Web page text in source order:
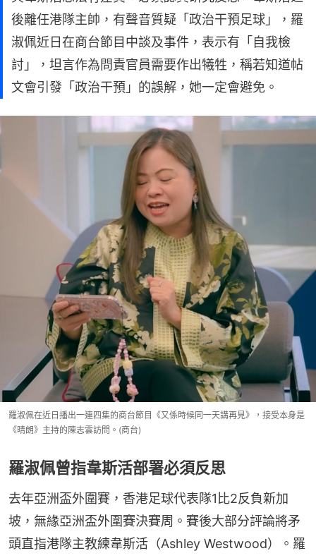
後離任港隊主帥，有聲音質疑「政治干預足球」，羅
淑佩近日在商台節目中談及事件，表示有「自我檢
討」，坦言作為問責官員需要作出犧牲，稱若知道帖
文會引發「政治干預」的誤解，她一定會避免。
羅淑佩在近日播出一連四集的商台節目《又係時候同一天講再見》，接受本身是
《晴朗》主持的陳志雲訪問。(商台)
羅淑佩曾指韋斯活部署必須反思
去年亞洲盃外圍賽，香港足球代表隊1比2反負新加
坡，無緣亞洲盃外圍賽決賽周。賽後大部分評論將矛
頭直指港隊主教練韋斯活（Ashley Westwood）。羅